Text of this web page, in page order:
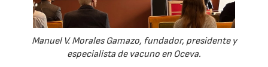
Manuel V. Morales Gamazo, fundador, presidente y
especialista de vacuno en Oceva.